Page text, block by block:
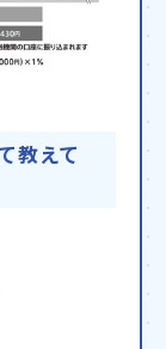
教えて